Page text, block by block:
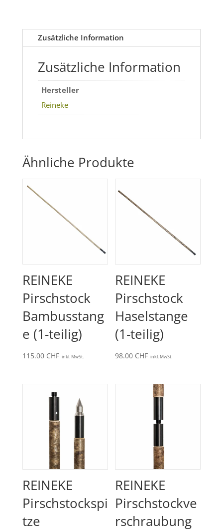
Zusätzliche Information
Zusätzliche Information
Hersteller
Reineke
Ähnliche Produkte
REINEKE
Pirschstock
Bambusstang
e (1-teilig)
115.00 CHF inkl. MwSt.
REINEKE
Pirschstock
Haselstange
(1-teilig)
98.00 CHF inkl. MwSt.
REINEKE
Pirschstockspi
tze
REINEKE
Pirschstockve
rschraubung